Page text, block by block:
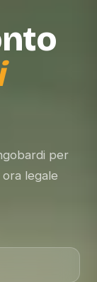
per
legale